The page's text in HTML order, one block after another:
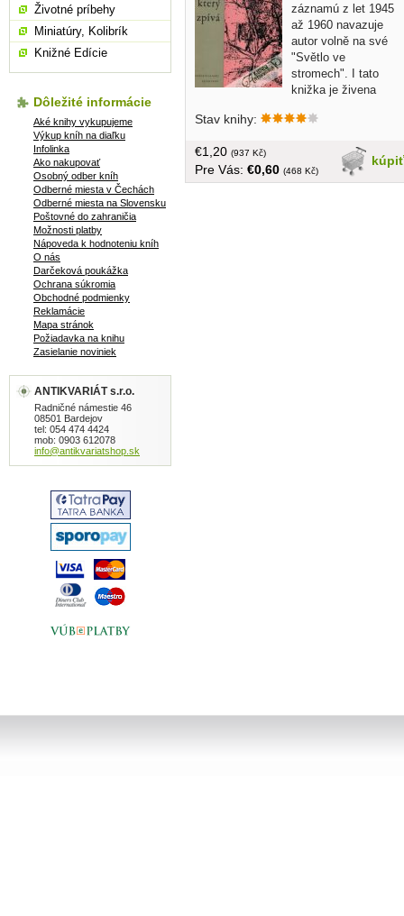
záznamú z let 1945
až 1960 navazuje
autor volně na své
"Světlo ve
stromech". I tato
knižka je živena
vztahem básníkovým k přírodě,k
obal,v češtine,tvrdá väzba,140 strán
Stav knihy:
kúpiť
€1,20 (937 Kč)
Pre Vás: €0,60 (468 Kč)
Životné príbehy
Miniatúry, Kolibrík
Knižné Edície
Dôležité informácie
Aké knihy vykupujeme
Výkup kníh na diaľku
Infolinka
Ako nakupovať
Osobný odber kníh
Odberné miesta v Čechách
Odberné miesta na Slovensku
Poštovné do zahraničia
Možnosti platby
Nápoveda k hodnoteniu kníh
O nás
Darčeková poukážka
Ochrana súkromia
Obchodné podmienky
Reklamácie
Mapa stránok
Požiadavka na knihu
Zasielanie noviniek
ANTIKVARIÁT s.r.o.
Radničné námestie 46
08501 Bardejov
tel: 054 474 4424
mob: 0903 612078
info@antikvariatshop.sk